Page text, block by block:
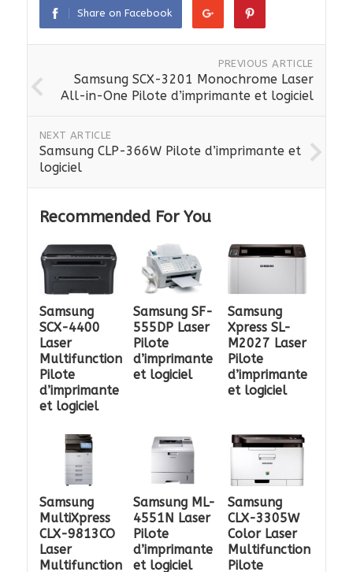
Share on Facebook
PREVIOUS ARTICLE
Samsung SCX-3201 Monochrome Laser
All-in-One Pilote d’imprimante et logiciel
NEXT ARTICLE
Samsung CLP-366W Pilote d’imprimante et
logiciel
Recommended For You
Samsung
SCX-4400
Laser
Multifunction
Pilote
d’imprimante
et logiciel
Samsung SF-
555DP Laser
Pilote
d’imprimante
et logiciel
Samsung
Xpress SL-
M2027 Laser
Pilote
d’imprimante
et logiciel
Samsung
MultiXpress
CLX-9813CO
Laser
Multifunction
Samsung ML-
4551N Laser
Pilote
d’imprimante
et logiciel
Samsung
CLX-3305W
Color Laser
Multifunction
Pilote